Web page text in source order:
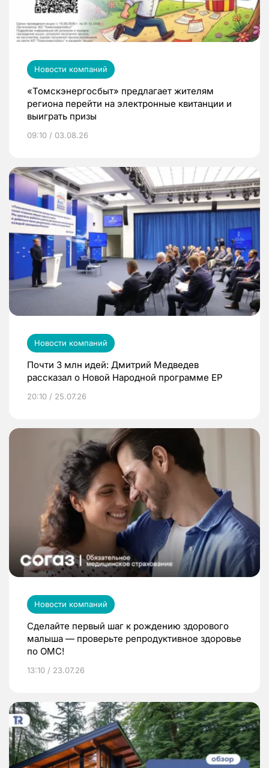
Новости компаний
«Томскэнергосбыт» предлагает жителям
региона перейти на электронные квитанции и
выиграть призы
09:10 / 03.08.26
Новости компаний
Почти 3 млн идей: Дмитрий Медведев
рассказал о Новой Народной программе ЕР
20:10 / 25.07.26
Новости компаний
Сделайте первый шаг к рождению здорового
малыша — проверьте репродуктивное здоровье
по ОМС!
13:10 / 23.07.26